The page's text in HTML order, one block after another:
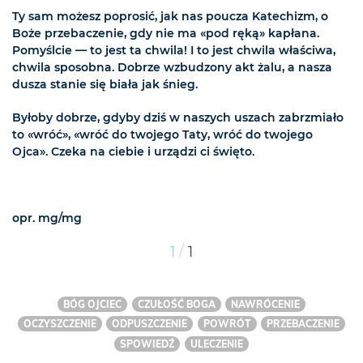
Ty sam możesz poprosić, jak nas poucza Katechizm, o
Boże przebaczenie, gdy nie ma «pod ręką» kapłana.
Pomyślcie — to jest ta chwila! I to jest chwila właściwa,
chwila sposobna. Dobrze wzbudzony akt żalu, a nasza
dusza stanie się biała jak śnieg.
Byłoby dobrze, gdyby dziś w naszych uszach zabrzmiało
to «wróć», «wróć do twojego Taty, wróć do twojego
Ojca». Czeka na ciebie i urządzi ci święto.
opr. mg/mg
1 / 1
BÓG OJCIEC CZUŁOŚĆ BOGA
NAWRÓCENIE
OCZYSZCZENIE
ODPUSZCZENIE POWRÓT
PRZEBACZENIE
SPOWIEDŹ
ULECZENIE